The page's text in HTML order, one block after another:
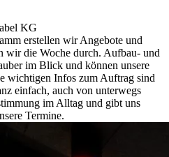
KG
erstellen wir Angebote und
wir die Woche durch. Aufbau- und
im Blick und können unsere
wichtigen Infos zum Auftrag sind
einfach, auch von unterwegs
im Alltag und gibt uns
Termine.